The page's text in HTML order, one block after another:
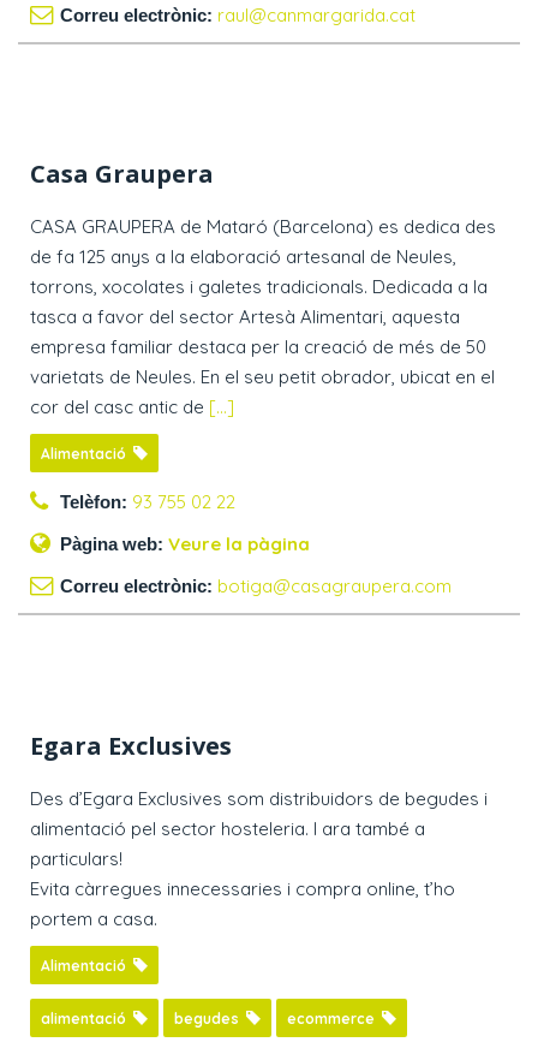
Correu electrònic: raul@canmargarida.cat
Casa Graupera
CASA GRAUPERA de Mataró (Barcelona) es dedica des
de fa 125 anys a la elaboració artesanal de Neules,
torrons, xocolates i galetes tradicionals. Dedicada a la
tasca a favor del sector Artesà Alimentari, aquesta
empresa familiar destaca per la creació de més de 50
varietats de Neules. En el seu petit obrador, ubicat en el
cor del casc antic de [...]
Alimentació
Telèfon: 93 755 02 22
Pàgina web: Veure la pàgina
Correu electrònic: botiga@casagraupera.com
Egara Exclusives
Des d’Egara Exclusives som distribuidors de begudes i
alimentació pel sector hosteleria. I ara també a
particulars!
Evita càrregues innecessaries i compra online, t’ho
portem a casa.
Alimentació
alimentació begudes ecommerce